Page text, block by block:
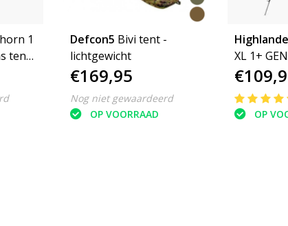
1
Defcon5 Bivi tent -
lichtgewicht
€169,95
Nog niet gewaardeerd
OP VOORRAAD
XL 1+
persoons
OP